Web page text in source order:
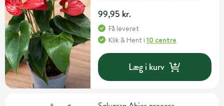
99,95 kr.
Få leveret
Klik & Hent i10 centre
Læg i kurv